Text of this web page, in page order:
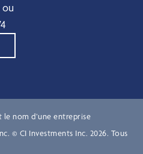
ou
le nom d’une entreprise
© CI Investments Inc. 2026. Tous